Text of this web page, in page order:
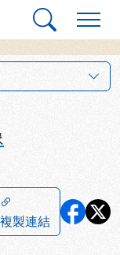
複製連結